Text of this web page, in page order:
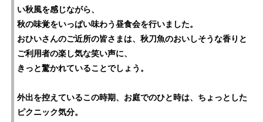
い秋風を感じながら、
秋の味覚をいっぱい味わう昼食会を行いました。
おひいさんのご近所の皆さまは、秋刀魚のおいしそうな香りと
ご利用者の楽し気な笑い声に、
きっと驚かれていることでしょう。
外出を控えているこの時期、お庭でのひと時は、ちょっとした
ピクニック気分。